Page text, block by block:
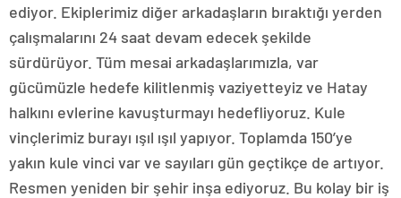
ediyor. Ekiplerimiz diğer arkadaşların bıraktığı yerden
çalışmalarını 24 saat devam edecek şekilde
sürdürüyor. Tüm mesai arkadaşlarımızla, var
gücümüzle hedefe kilitlenmiş vaziyetteyiz ve Hatay
halkını evlerine kavuşturmayı hedefliyoruz. Kule
vinçlerimiz burayı ışıl ışıl yapıyor. Toplamda 150’ye
yakın kule vinci var ve sayıları gün geçtikçe de artıyor.
Resmen yeniden bir şehir inşa ediyoruz. Bu kolay bir iş